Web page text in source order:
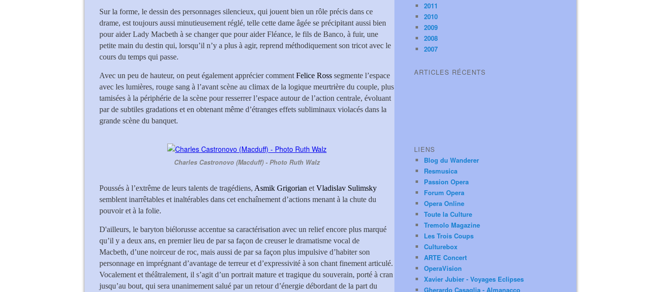
Sur la forme, le dessin des personnages silencieux, qui jouent bien un rôle précis dans ce
drame, est toujours aussi minutieusement réglé, telle cette dame âgée se précipitant aussi bien
pour aider Lady Macbeth à se changer que pour aider Fléance, le fils de Banco, à fuir, une
petite main du destin qui, lorsqu’il n’y a plus à agir, reprend méthodiquement son tricot avec le
cours du temps qui passe.
Avec un peu de hauteur, on peut également apprécier comment Felice Ross segmente l’espace
avec les lumières, rouge sang à l’avant scène au climax de la logique meurtrière du couple, plus
tamisées à la périphérie de la scène pour resserrer l’espace autour de l’action centrale, évoluant
par de subtiles gradations et en obtenant même d’étranges effets subliminaux violacés dans la
grande scène du banquet.
Charles Castronovo (Macduff) - Photo Ruth Walz
Poussés à l’extrême de leurs talents de tragédiens, Asmik Grigorian et Vladislav Sulimsky
semblent inarrêtables et inaltérables dans cet enchaînement d’actions menant à la chute du
pouvoir et à la folie.
D'ailleurs, le baryton biélorusse accentue sa caractérisation avec un relief encore plus marqué
qu’il y a deux ans, en premier lieu de par sa façon de creuser le dramatisme vocal de
Macbeth, d’une noirceur de roc, mais aussi de par sa façon plus impulsive d’habiter son
personnage en imprégnant d’avantage de terreur et d’expressivité à son chant finement articulé.
Vocalement et théâtralement, il s’agit d’un portrait mature et tragique du souverain, porté à cran
jusqu’au bout, qui sera unanimement salué par un retour d’énergie débordant de la part du
2011
2010
2009
2008
2007
ARTICLES RÉCENTS
LIENS
Blog du Wanderer
Resmusica
Passion Opera
Forum Opera
Opera Online
Toute la Culture
Tremolo Magazine
Les Trois Coups
Culturebox
ARTE Concert
OperaVision
Xavier Jubier - Voyages Eclipses
Gherardo Casaglia - Almanacco